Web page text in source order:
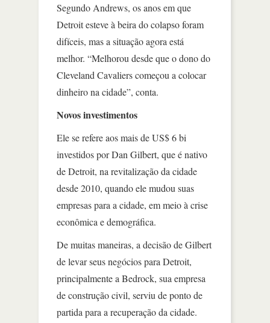
Segundo Andrews, os anos em que
Detroit esteve à beira do colapso foram
difíceis, mas a situação agora está
melhor. “Melhorou desde que o dono do
Cleveland Cavaliers começou a colocar
dinheiro na cidade”, conta.
Novos investimentos
Ele se refere aos mais de US$ 6 bi
investidos por Dan Gilbert, que é nativo
de Detroit, na revitalização da cidade
desde 2010, quando ele mudou suas
empresas para a cidade, em meio à crise
econômica e demográfica.
De muitas maneiras, a decisão de Gilbert
de levar seus negócios para Detroit,
principalmente a Bedrock, sua empresa
de construção civil, serviu de ponto de
partida para a recuperação da cidade.